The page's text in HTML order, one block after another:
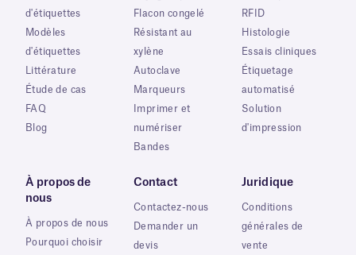
d'étiquettes
Modèles
d'étiquettes
Littérature
Étude de cas
FAQ
Blog
Flacon congelé
Résistant au
xylène
Autoclave
Marqueurs
Imprimer et
numériser
Bandes
RFID
Histologie
Essais cliniques
Étiquetage
automatisé
Solution
d'impression
À propos de
nous
À propos de nous
Pourquoi choisir
Contact
Contactez-nous
Demander un
devis
Juridique
Conditions
générales de
vente